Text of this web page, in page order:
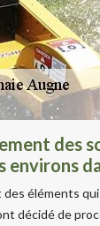
des
environs
des éléments
décidé de